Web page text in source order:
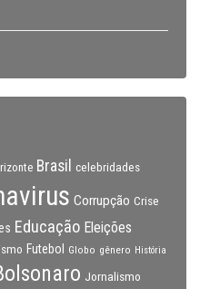
Brasil celebridades
Corrupção Crise
Educação Eleições
Futebol Globo gênero História
Jornalismo